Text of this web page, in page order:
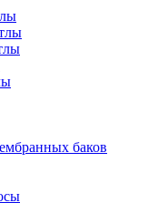
баков